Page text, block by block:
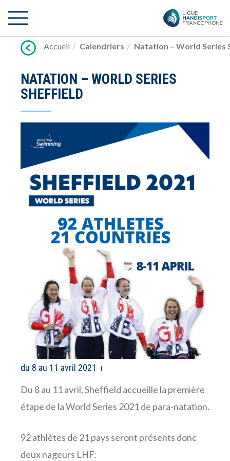
vers
Accueil
Calendriers Natation – World Series
NATATION – WORLD SERIES
SHEFFIELD
du 8 au 11 avril 2021
Du 8 au 11 avril, Sheffield accueille la première
étape de la World Series 2021 de para-natation.
92 athlètes de 21 pays seront présents donc
deux nageurs LHF: